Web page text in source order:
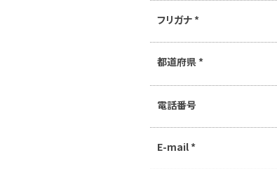
フリガナ *
都道府県 *
電話番号
E-mail *